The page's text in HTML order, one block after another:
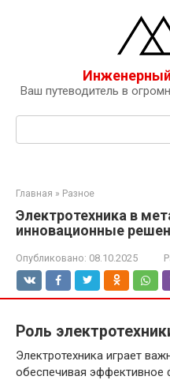
Ваш путеводитель в
Поиск:
Главная » Разное
Электротехника в
инновационные
Опубликовано: 08.10.2025
Роль
Электротехника играет
обеспечивая эффективное